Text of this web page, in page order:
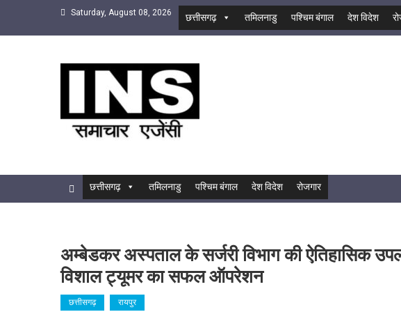
Saturday, August 08, 2026 छत्तीसगढ़ तमिलनाडु पश्चिम बंगाल देश विदेश
छत्तीसगढ़ तमिलनाडु पश्चिम बंगाल देश विदेश रोजगार
अम्बेडकर अस्पताल के सर्जरी विभाग की ऐतिहासिक
विशाल ट्यूमर का सफल ऑपरेशन
छत्तीसगढ़ रायपुर